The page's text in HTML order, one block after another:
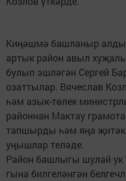
Киңәшмә башланыр
артык район авыл
булып эшләгән Сергей
озаттылар. Вячеслав
һәм азык-төлек
районнан Мактау
тапшырды һәм яңа
уңышлар теләде.
Район башлыгы шулай
гына билгеләнгән